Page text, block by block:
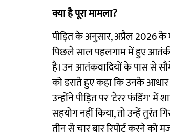
क्या है पूरा मामला?
पीड़ित के अनुसार, अप्रैल 2026
पिछले साल पहलगाम में हुए
है। उन आतंकवादियों के पास से
को डराते हुए कहा कि उनके
उन्होंने पीड़ित पर 'टेरर फंडिंग' में
सहयोग नहीं किया, तो उन्हें तुरंत
तीन से चार बार रिपोर्ट करने को